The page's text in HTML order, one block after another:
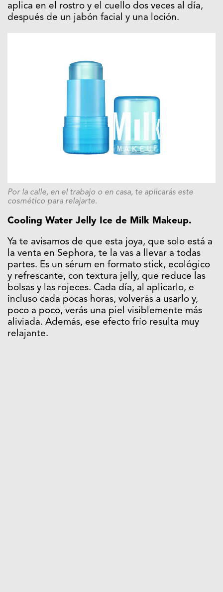
aplica en el rostro y el cuello dos veces al día,
después de un jabón facial y una loción.
Por la calle, en el trabajo o en casa, te aplicarás este
cosmético para relajarte.
Cooling Water Jelly Ice de Milk Makeup.
Ya te avisamos de que esta joya, que solo está a
la venta en Sephora, te la vas a llevar a todas
partes. Es un sérum en formato stick, ecológico
y refrescante, con textura jelly, que reduce las
bolsas y las rojeces. Cada día, al aplicarlo, e
incluso cada pocas horas, volverás a usarlo y,
poco a poco, verás una piel visiblemente más
aliviada. Además, ese efecto frío resulta muy
relajante.